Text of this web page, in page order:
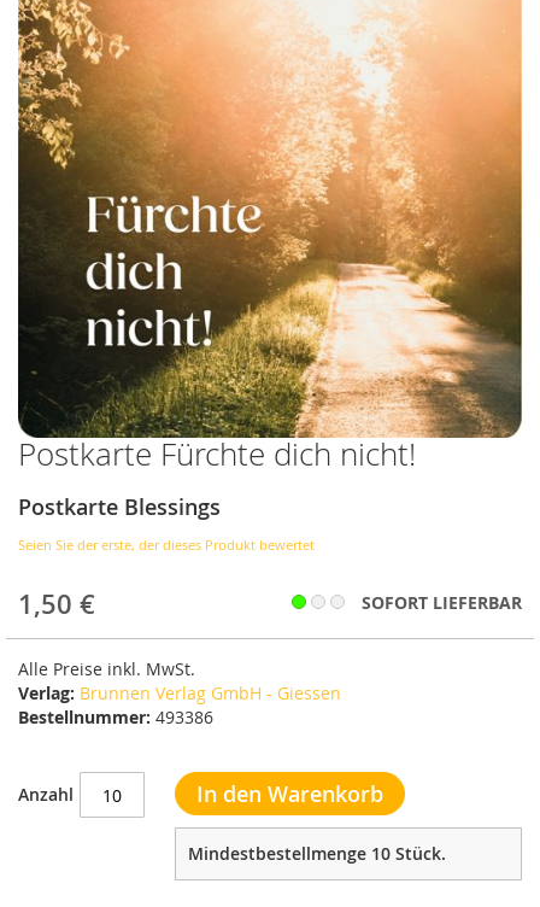
Postkarte Fürchte dich nicht!
Postkarte Blessings
Seien Sie der erste, der dieses Produkt bewertet
1,50 € SOFORT LIEFERBAR
Alle Preise inkl. MwSt.
Verlag: Brunnen Verlag GmbH - Giessen
Bestellnummer: 493386
Anzahl In den Warenkorb
Mindestbestellmenge 10 Stück.
Zum
Anfang
der
Bildergalerie
springen